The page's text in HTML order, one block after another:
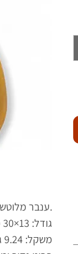
ענבר מלוטש בצבע דבש עם תכליל זבוב קדום פרה-היסטורי.
גודל: 13×30 מ"מ
משקל: 9.24 גרם